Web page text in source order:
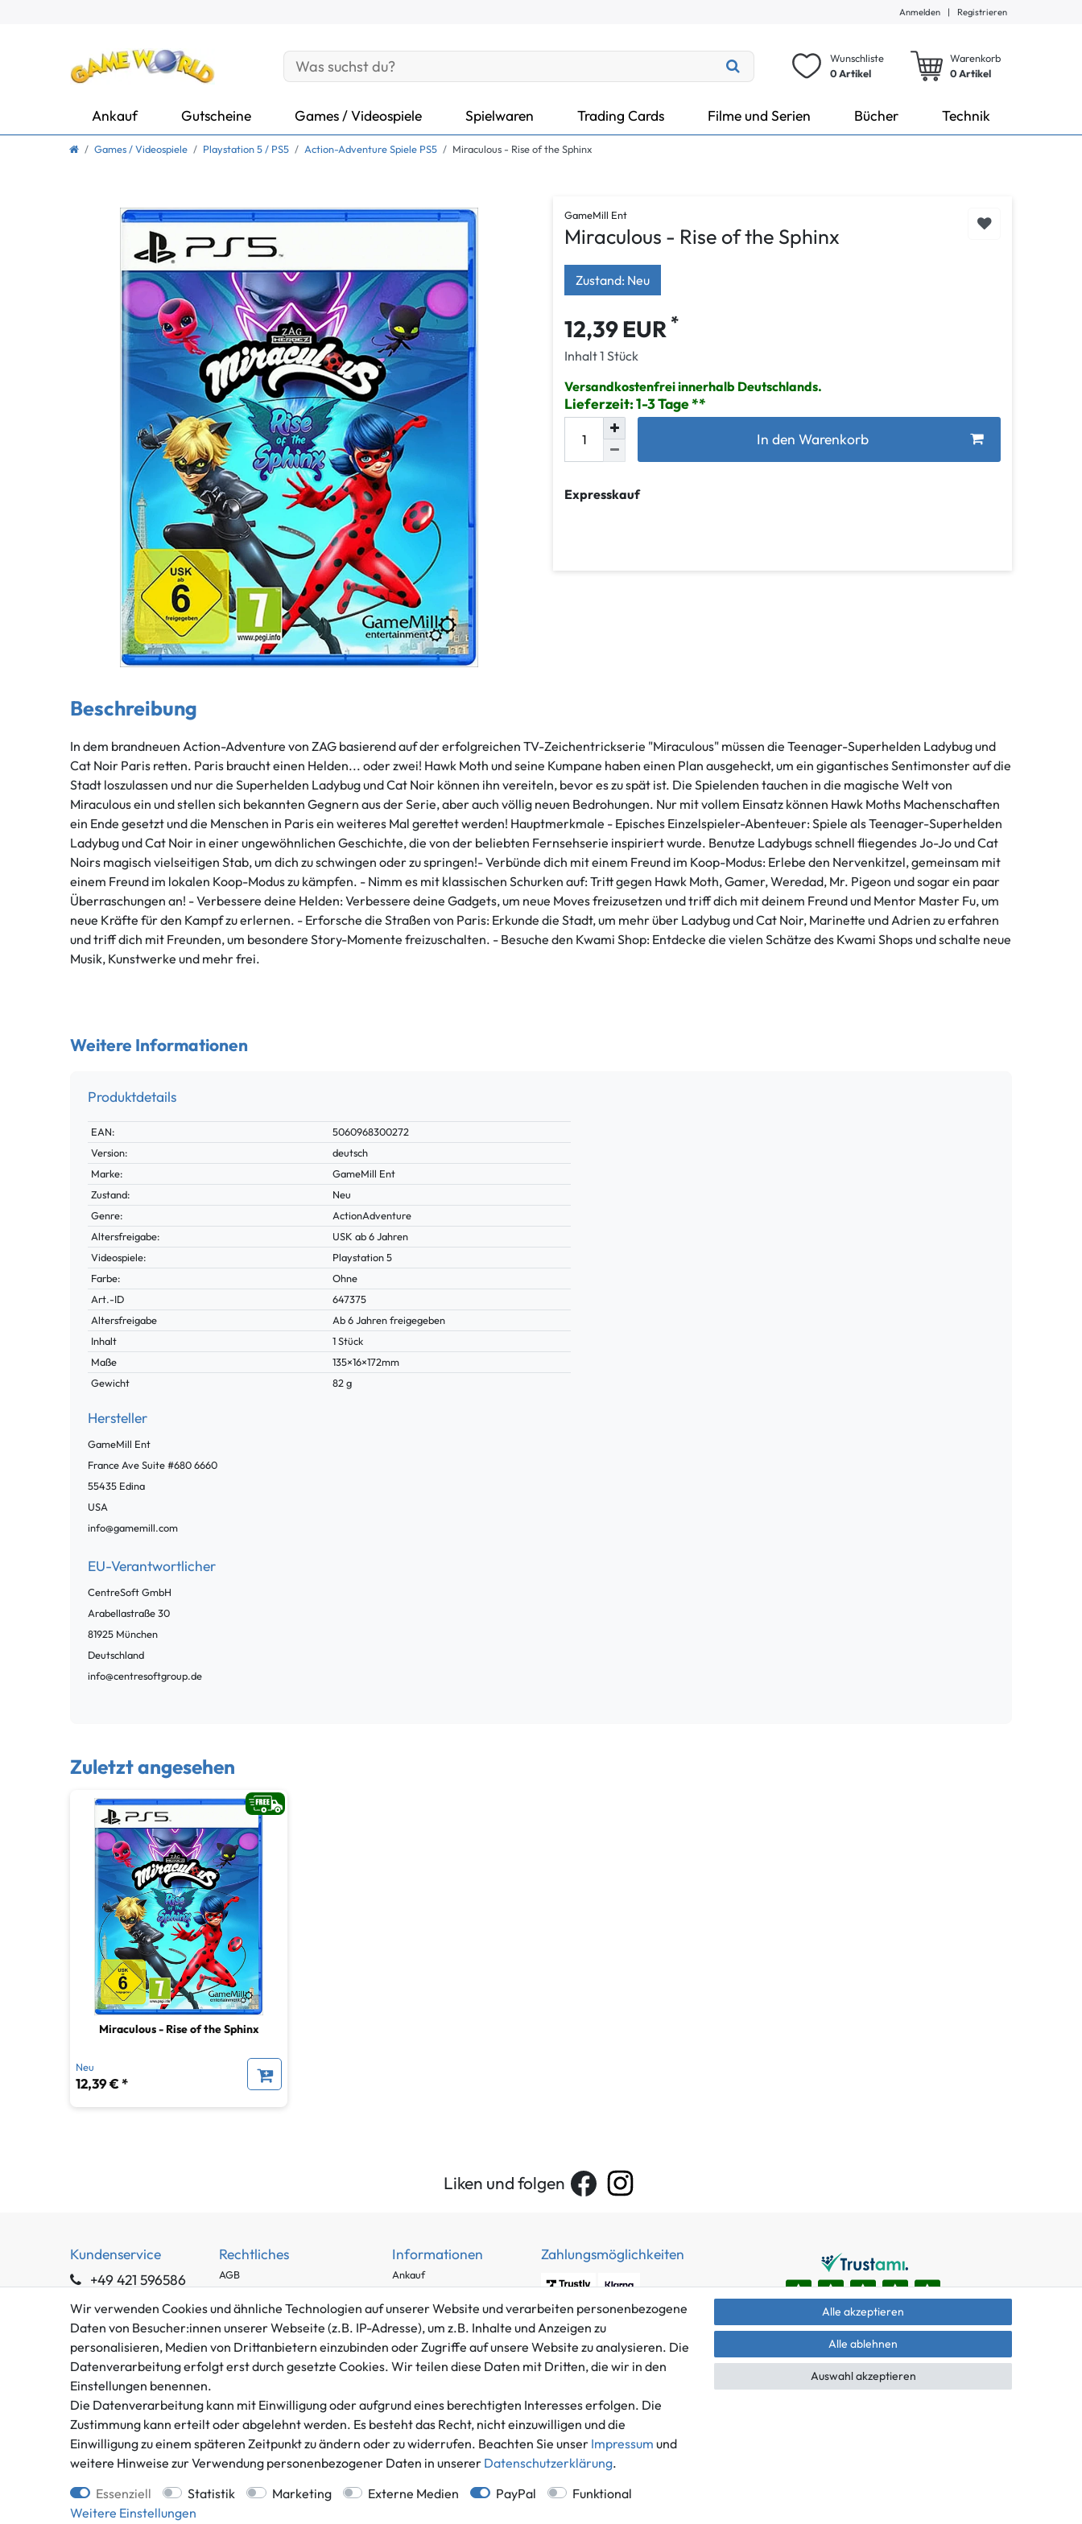
Anmelden | Registrieren
Wunschliste
0 Artikel
Warenkorb
0Artikel
Ankauf Gutscheine Games / Videospiele Spielwaren Trading Cards Filme und Serien Bücher Technik
Games / Videospiele Playstation 5 / PS5 Action-Adventure Spiele PS5 Miraculous - Rise of the Sphinx
GameMill Ent
Miraculous - Rise of the Sphinx
Zustand: Neu
12,39 EUR *
Inhalt1 Stück
Versandkostenfrei innerhalb Deutschlands.
Lieferzeit: 1-3 Tage
In den Warenkorb
Expresskauf
Beschreibung
In dem brandneuen Action-Adventure von ZAG basierend auf der erfolgreichen TV-Zeichentrickserie "Miraculous" müssen die Teenager-Superhelden Ladybug und
Cat Noir Paris retten. Paris braucht einen Helden... oder zwei! Hawk Moth und seine Kumpane haben einen Plan ausgeheckt, um ein gigantisches Sentimonster auf die
Stadt loszulassen und nur die Superhelden Ladybug und Cat Noir können ihn vereiteln, bevor es zu spät ist. Die Spielenden tauchen in die magische Welt von
Miraculous ein und stellen sich bekannten Gegnern aus der Serie, aber auch völlig neuen Bedrohungen. Nur mit vollem Einsatz können Hawk Moths Machenschaften
ein Ende gesetzt und die Menschen in Paris ein weiteres Mal gerettet werden! Hauptmerkmale - Episches Einzelspieler-Abenteuer: Spiele als Teenager-Superhelden
Ladybug und Cat Noir in einer ungewöhnlichen Geschichte, die von der beliebten Fernsehserie inspiriert wurde. Benutze Ladybugs schnell fliegendes Jo-Jo und Cat
Noirs magisch vielseitigen Stab, um dich zu schwingen oder zu springen!- Verbünde dich mit einem Freund im Koop-Modus: Erlebe den Nervenkitzel, gemeinsam mit
einem Freund im lokalen Koop-Modus zu kämpfen. - Nimm es mit klassischen Schurken auf: Tritt gegen Hawk Moth, Gamer, Weredad, Mr. Pigeon und sogar ein paar
Überraschungen an! - Verbessere deine Helden: Verbessere deine Gadgets, um neue Moves freizusetzen und triff dich mit deinem Freund und Mentor Master Fu, um
neue Kräfte für den Kampf zu erlernen. - Erforsche die Straßen von Paris: Erkunde die Stadt, um mehr über Ladybug und Cat Noir, Marinette und Adrien zu erfahren
und triff dich mit Freunden, um besondere Story-Momente freizuschalten. - Besuche den Kwami Shop: Entdecke die vielen Schätze des Kwami Shops und schalte neue
Musik, Kunstwerke und mehr frei.
Weitere Informationen
Produktdetails
Technisches
Merkmal
Wert
EAN:
5060968300272
Version:
deutsch
Marke:
GameMill Ent
Zustand:
Neu
Genre:
ActionAdventure
Altersfreigabe:
USK ab 6 Jahren
Videospiele:
Playstation 5
Farbe:
Ohne
Technisches
Merkmal
Wert
Art.-ID
647375
Altersfreigabe
Ab 6 Jahren freigegeben
Inhalt
1 Stück
Maße
135×16×172mm
Gewicht
82 g
Hersteller
GameMill Ent
France Ave Suite #6806660
55435 Edina
USA
info@gamemill.com
EU-Verantwortlicher
CentreSoft GmbH
Arabellastraße30
81925 München
Deutschland
info@centresoftgroup.de
Zuletzt angesehen
Miraculous - Rise of the Sphinx
Neu
12,39 € *
Liken und folgen
Kundenservice
+49 421 596586
info@gameworld.de
Kontaktformular
Rechtliches
AGB
Datenschutzerklärung
Barrierefreiheitserklärung
Widerrufs­recht
Informationen
Ankauf
Häufig gestellte Fragen
Zahlung und Versand
Batterieentsorgung
Zahlungsmöglichkeiten
Mitglied im Händlerbund
Versand innerhalb Deutschlands.
*Alle Preise inkl. gesetzlicher MwSt.,zzgl. Versandkosten
** gilt für Lieferungen innerhalb Deutschlands, Lieferzeiten für andere Länder entnehmen Sie bitte der Schaltfläche mit den Versandinformationen.
Wir verwenden Cookies und ähnliche Technologien auf unserer Website und verarbeiten personenbezogene
Daten von Besucher:innen unserer Webseite (z.B. IP-Adresse), um z.B. Inhalte und Anzeigen zu
personalisieren, Medien von Drittanbietern einzubinden oder Zugriffe auf unsere Website zu analysieren. Die
Datenverarbeitung erfolgt erst durch gesetzte Cookies. Wir teilen diese Daten mit Dritten, die wir in den
Einstellungen benennen.
Die Datenverarbeitung kann mit Einwilligung oder aufgrund eines berechtigten Interesses erfolgen. Die
Zustimmung kann erteilt oder abgelehnt werden. Es besteht das Recht, nicht einzuwilligen und die
Einwilligung zu einem späteren Zeitpunkt zu ändern oder zu widerrufen. Beachten Sie unser Impressum und
weitere Hinweise zur Verwendung personenbezogener Daten in unserer Daten­schutz­erklärung.
Essenziell
Statistik Marketing Externe Medien PayPal
Funktional
Weitere Einstellungen
Alle akzeptieren
Alle ablehnen
Auswahl akzeptieren